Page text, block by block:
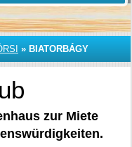
» BIATORBÁGY
zur Miete